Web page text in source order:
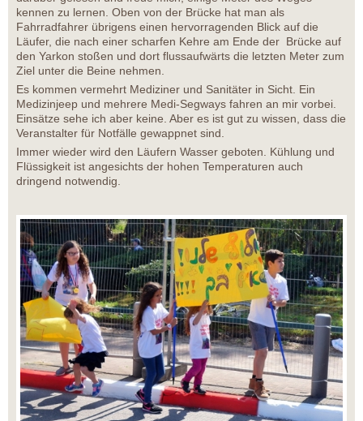
kennen zu lernen. Oben von der Brücke hat man als
Fahrradfahrer übrigens einen hervorragenden Blick auf die
Läufer, die nach einer scharfen Kehre am Ende der Brücke auf
den Yarkon stoßen und dort flussaufwärts die letzten Meter zum
Ziel unter die Beine nehmen.
Es kommen vermehrt Mediziner und Sanitäter in Sicht. Ein
Medizinjeep und mehrere Medi-Segways fahren an mir vorbei.
Einsätze sehe ich aber keine. Aber es ist gut zu wissen, dass die
Veranstalter für Notfälle gewappnet sind.
Immer wieder wird den Läufern Wasser geboten. Kühlung und
Flüssigkeit ist angesichts der hohen Temperaturen auch
dringend notwendig.